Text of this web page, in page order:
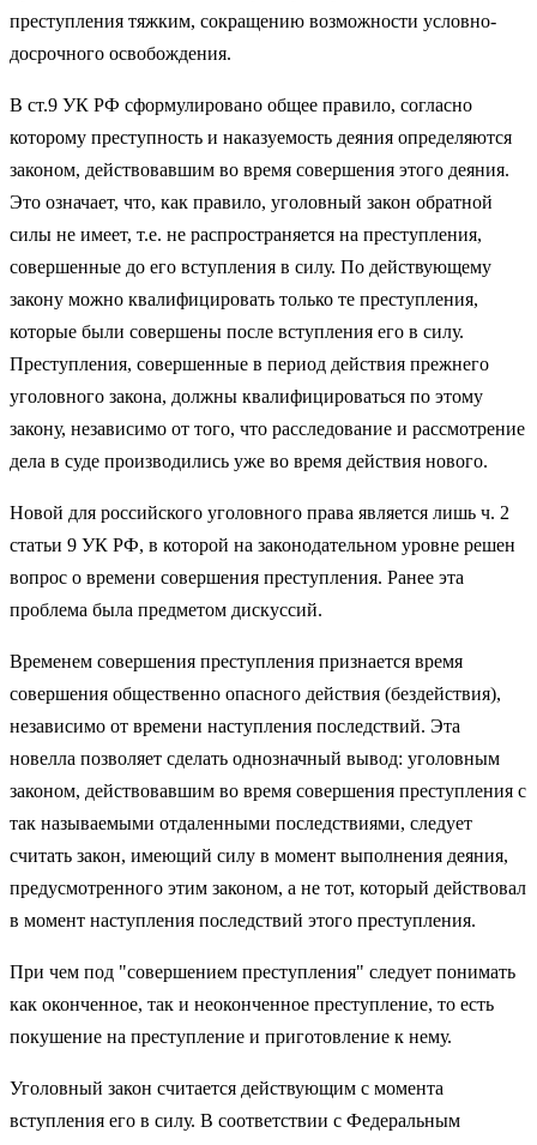
преступления тяжким, сокращению возможности условно-
досрочного освобождения.
В ст.9 УК РФ сформулировано общее правило, согласно
которому преступность и наказуемость деяния определяются
законом, действовавшим во время совершения этого деяния.
Это означает, что, как правило, уголовный закон обратной
силы не имеет, т.е. не распространяется на преступления,
совершенные до его вступления в силу. По действующему
закону можно квалифицировать только те преступления,
которые были совершены после вступления его в силу.
Преступления, совершенные в период действия прежнего
уголовного закона, должны квалифицироваться по этому
закону, независимо от того, что расследование и рассмотрение
дела в суде производились уже во время действия нового.
Новой для российского уголовного права является лишь ч. 2
статьи 9 УК РФ, в которой на законодательном уровне решен
вопрос о времени совершения преступления. Ранее эта
проблема была предметом дискуссий.
Временем совершения преступления признается время
совершения общественно опасного действия (бездействия),
независимо от времени наступления последствий. Эта
новелла позволяет сделать однозначный вывод: уголовным
законом, действовавшим во время совершения преступления с
так называемыми отдаленными последствиями, следует
считать закон, имеющий силу в момент выполнения деяния,
предусмотренного этим законом, а не тот, который действовал
в момент наступления последствий этого преступления.
При чем под "совершением преступления" следует понимать
как оконченное, так и неоконченное преступление, то есть
покушение на преступление и приготовление к нему.
Уголовный закон считается действующим с момента
вступления его в силу. В соответствии с Федеральным